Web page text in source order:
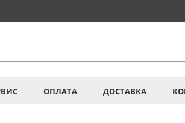
ОПЛАТА ДОСТАВКА